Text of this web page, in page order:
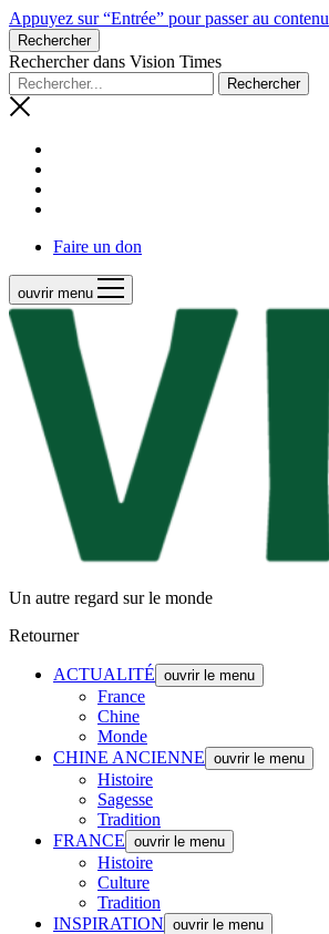
Appuyez sur “Entrée” pour passer au contenu
Rechercher
Rechercher dans Vision Times
Faire un don
ouvrir menu
Un autre regard sur le monde
Retourner
ACTUALITÉ ouvrir le menu
France
Chine
Monde
CHINE ANCIENNE ouvrir le menu
Histoire
Sagesse
Tradition
FRANCE ouvrir le menu
Histoire
Culture
Tradition
INSPIRATION ouvrir le menu